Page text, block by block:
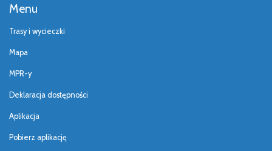
Menu
Trasy i wycieczki
Mapa
MPR-y
Deklaracja dostępności
Aplikacja
Pobierz aplikację